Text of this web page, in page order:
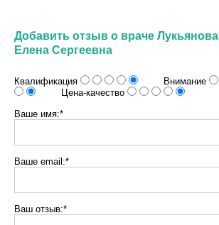
Добавить отзыв о враче Лукьянова
Елена Сергеевна
Квалификация
Внимание
Цена-качество
Ваше имя:*
Ваше email:*
Ваш отзыв:*